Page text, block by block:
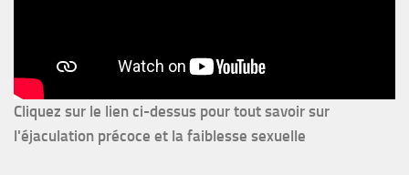
Cliquez sur le lien ci-dessus pour tout savoir sur
l'éjaculation précoce et la faiblesse sexuelle